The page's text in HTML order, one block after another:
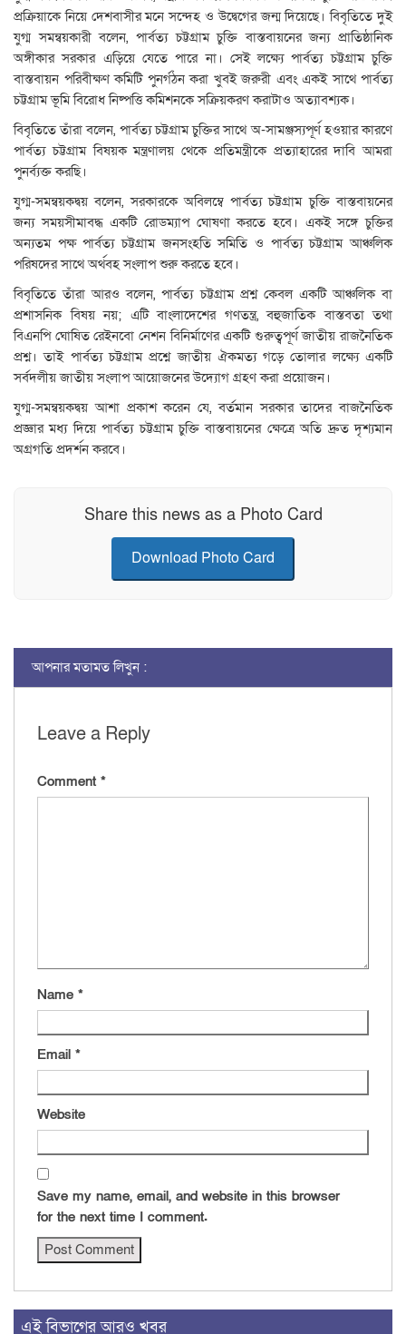
প্রক্রিয়াকে নিয়ে দেশবাসীর মনে সন্দেহ ও উদ্বেগের জন্ম দিয়েছে। বিবৃতিতে দুই
যুগ্ম সমন্বয়কারী বলেন, পার্বত্য চট্টগ্রাম চুক্তি বাস্তবায়নের জন্য প্রাতিষ্ঠানিক
অঙ্গীকার সরকার এড়িয়ে যেতে পারে না। সেই লক্ষ্যে পার্বত্য চট্টগ্রাম চুক্তি
বাস্তবায়ন পরিবীক্ষণ কমিটি পুনর্গঠন করা খুবই জরুরী এবং একই সাথে পার্বত্য
চট্টগ্রাম ভূমি বিরোধ নিষ্পত্তি কমিশনকে সক্রিয়করণ করাটাও অত্যাবশ্যক।
বিবৃতিতে তাঁরা বলেন, পার্বত্য চট্টগ্রাম চুক্তির সাথে অ-সামঞ্জস্যপূর্ণ হওয়ার কারণে
পার্বত্য চট্টগ্রাম বিষয়ক মন্ত্রণালয় থেকে প্রতিমন্ত্রীকে প্রত্যাহারের দাবি আমরা
পুনর্ব্যক্ত করছি।
যুগ্ম-সমন্বয়কদ্বয় বলেন, সরকারকে অবিলম্বে পার্বত্য চট্টগ্রাম চুক্তি বাস্তবায়নের
জন্য সময়সীমাবদ্ধ একটি রোডম্যাপ ঘোষণা করতে হবে। একই সঙ্গে চুক্তির
অন্যতম পক্ষ পার্বত্য চট্টগ্রাম জনসংহতি সমিতি ও পার্বত্য চট্টগ্রাম আঞ্চলিক
পরিষদের সাথে অর্থবহ সংলাপ শুরু করতে হবে।
বিবৃতিতে তাঁরা আরও বলেন, পার্বত্য চট্টগ্রাম প্রশ্ন কেবল একটি আঞ্চলিক বা
প্রশাসনিক বিষয় নয়; এটি বাংলাদেশের গণতন্ত্র, বহুজাতিক বাস্তবতা তথা
বিএনপি ঘোষিত রেইনবো নেশন বিনির্মাণের একটি গুরুত্বপূর্ণ জাতীয় রাজনৈতিক
প্রশ্ন। তাই পার্বত্য চট্টগ্রাম প্রশ্নে জাতীয় ঐকমত্য গড়ে তোলার লক্ষ্যে একটি
সর্বদলীয় জাতীয় সংলাপ আয়োজনের উদ্যোগ গ্রহণ করা প্রয়োজন।
যুগ্ম-সমন্বয়কদ্বয় আশা প্রকাশ করেন যে, বর্তমান সরকার তাদের বাজনৈতিক
প্রজ্ঞার মধ্য দিয়ে পার্বত্য চট্টগ্রাম চুক্তি বাস্তবায়নের ক্ষেত্রে অতি দ্রুত দৃশ্যমান
অগ্রগতি প্রদর্শন করবে।
Share this news as a Photo Card
Download Photo Card
আপনার মতামত লিখুন :
Leave a Reply
Comment *
Name *
Email *
Website
Save my name, email, and website in this browser
for the next time I comment.
এই বিভাগের আরও খবর